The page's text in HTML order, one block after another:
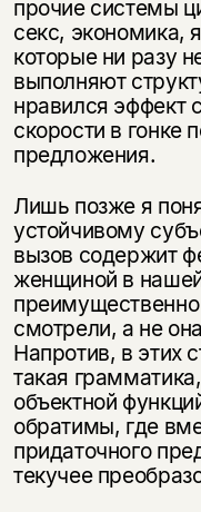
прочие системы
секс, экономика,
которые ни разу
выполняют
нравился эффект
скорости в гонке
предложения.
Лишь позже я
устойчивому
вызов содержит
женщиной в
смотрели, а не
Напротив, в этих
такая
объектной
обратимы, где
придаточного
текучее
Я соглашаюсь с
Я соглашаюсь с
Скажите,
вам уже
нет,